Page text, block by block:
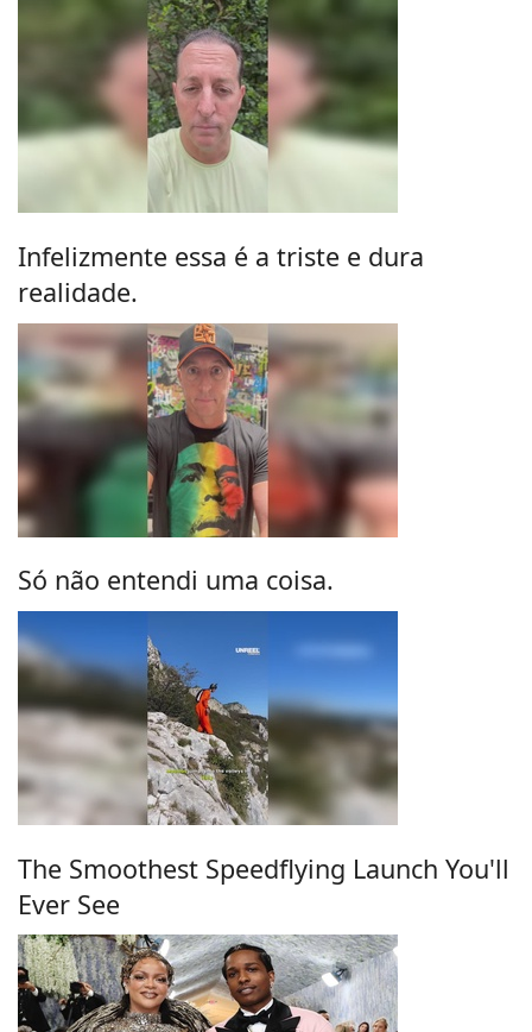
Infelizmente essa é a triste e dura
realidade.
Só não entendi uma coisa.
The Smoothest Speedflying Launch You'll
Ever See